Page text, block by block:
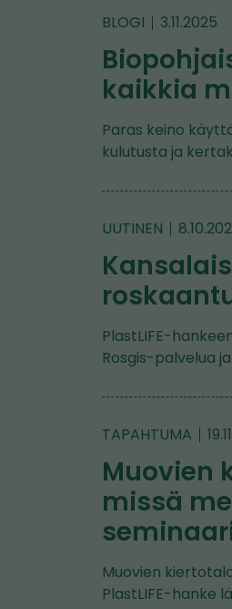
BLOGI 3.11.2025
kaikkia
Paras keino
kulutusta ja
UUTINEN
PlastLIFE-
Rosgis-palvelua
TAPAHTUMA
Muovien
missä
seminaari
Muovien
PlastLIFE-hanke